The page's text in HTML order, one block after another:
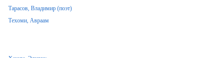
Тарасов, Владимир (поэт)
Техоми, Авраам